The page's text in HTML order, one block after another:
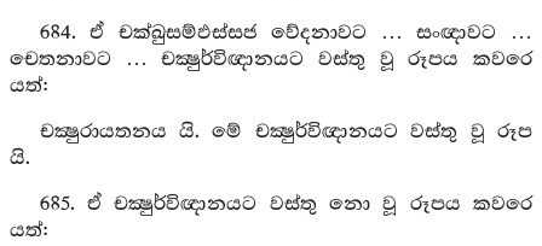
684. ඒ චක්ඛුසම්ඵස්සජ වේදනාවට … සංඥාවට …
චෙතනාවට … චක්‍ෂුර්විඥානයට වස්තු වූ රූපය කවරෙ
යත්:
චක්‍ෂුරායතනය යි. මේ චක්‍ෂුර්විඥානයට වස්තු වූ රූප
යි.
685. ඒ චක්‍ෂුර්විඥානයට වස්තු නො වූ රූපය කවරෙ
යත්: